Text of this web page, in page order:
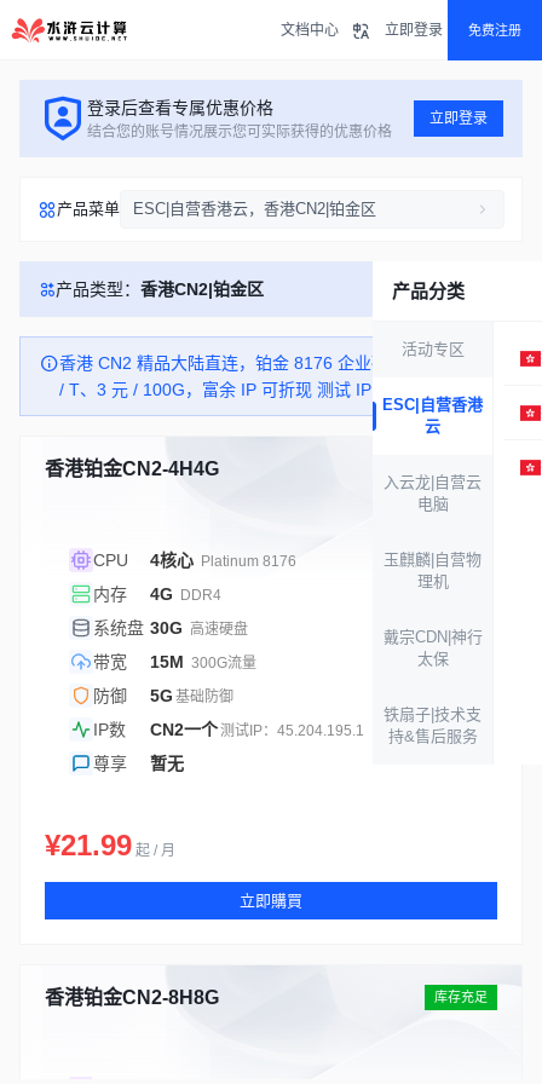
文档中心 立即登录 免费注册
登录后查看专属优惠价格
结合您的账号情况展示您可实际获得的优惠价格
立即登录
产品菜单 ESC|自营香港云，香港CN2|铂金区
产品分类
活动专区
ESC|自营香港
云
入云龙|自营云
电脑
玉麒麟|自营物
理机
戴宗CDN|神行
太保
铁扇子|技术支
持&售后服务
产品类型： 香港CN2|铂金区
香港 CN2 精品大陆直连，铂金 8176 企业硬盘，增流 20 元
/ T、3 元 / 100G，富余 IP 可折现 测试 IP：43.251.117.1
香港铂金CN2-4H4G
CPU 4核心 Platinum 8176
内存 4G DDR4
系统盘 30G 高速硬盘
带宽 15M 300G流量
防御 5G 基础防御
IP数 CN2一个测试IP：45.204.195.1
尊享 暂无
¥21.99 起 / 月
立即購買
香港铂金CN2-8H8G 库存充足